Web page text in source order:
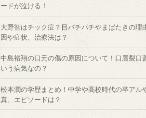
ードが泣ける！
大野智はチック症？目パチパチやまばたきの理
因や症状、治療法は？
中島裕翔の口元の傷の原因について！口唇裂口
いう病気なの？
松本潤の学歴まとめ！中学や高校時代の卒アル
真、エピソードは？